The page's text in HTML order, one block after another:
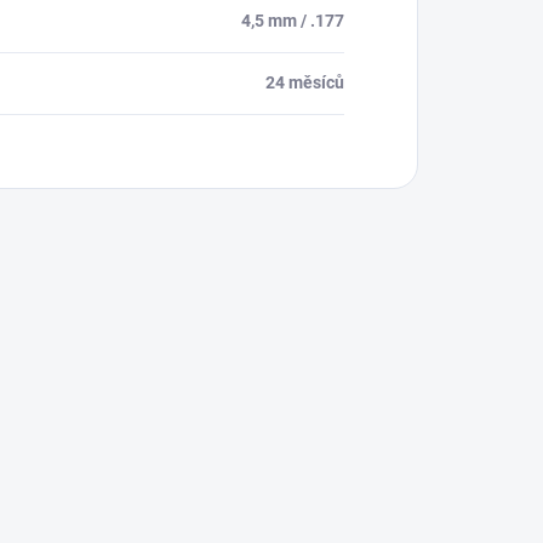
4,5 mm / .177
24 měsíců